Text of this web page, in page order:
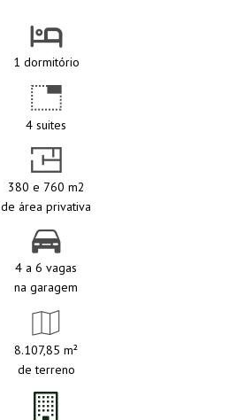
1 dormitório
4 suites
380 e 760 m2
de área privativa
4 a 6 vagas
na garagem
8.107,85 m²
de terreno